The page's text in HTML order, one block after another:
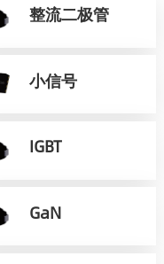
整流二极管
小信号
IGBT
GaN